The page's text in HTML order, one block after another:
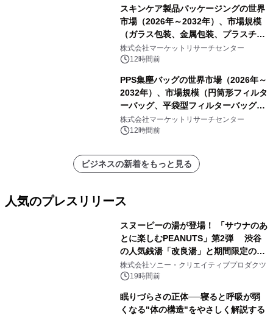
スキンケア製品パッケージングの世界
市場（2026年～2032年）、市場規模
（ガラス包装、金属包装、プラスチッ
ク包装、その他）・分析レポートを発
表
株式会社マーケットリサーチセンター
12時間前
PPS集塵バッグの世界市場（2026年～
2032年）、市場規模（円筒形フィルタ
ーバッグ、平袋型フィルターバッグ、
プリーツフィルターバッグ、その
他）・分析レポートを発表
株式会社マーケットリサーチセンター
12時間前
ビジネスの新着をもっと見る
人気のプレスリリース
スヌーピーの湯が登場！ 「サウナのあ
とに楽しむPEANUTS」第2弾 渋谷
の人気銭湯「改良湯」と期間限定のコ
ラボレーション サウナイキタイコラ
ボグッズも発売決定！
株式会社ソニー・クリエイティブプロダクツ
19時間前
眠りづらさの正体──寝ると呼吸が弱
くなる"体の構造"をやさしく解説する